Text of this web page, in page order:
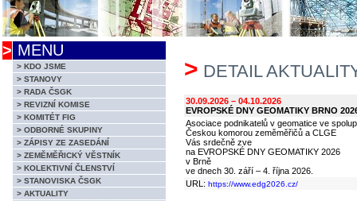
> MENU
> KDO JSME
> STANOVY
> RADA ČSGK
> REVIZNÍ KOMISE
> KOMITÉT FIG
> ODBORNÉ SKUPINY
> ZÁPISY ZE ZASEDÁNÍ
> ZEMĚMĚŘICKÝ VĚSTNÍK
> KOLEKTIVNÍ ČLENSTVÍ
> STANOVISKA ČSGK
> AKTUALITY
> DETAIL
30.09.2026 – 04.10.2026
EVROPSKÉ DNY GEOMATIKY BRNO
Asociace podnikatelů v geomatice ve
Českou komorou zeměměřičů a CLGE
Vás srdečně zve
na EVROPSKÉ DNY GEOMATIKY 2026
v Brně
ve dnech 30. září – 4. října 2026.
URL: https://www.edg2026.cz/